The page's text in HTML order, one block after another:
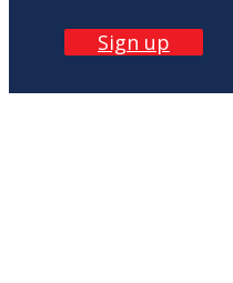
Sign up